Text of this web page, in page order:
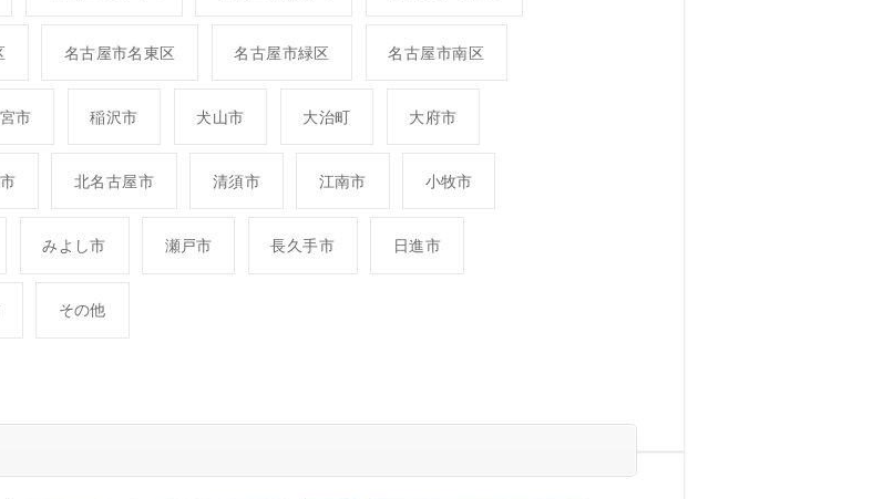
名古屋市名東区 名古屋市緑区 名古屋市南区
市 稲沢市 犬山市 大治町 大府市
北名古屋市 清須市 江南市 小牧市
みよし市 瀬戸市 長久手市 日進市
その他